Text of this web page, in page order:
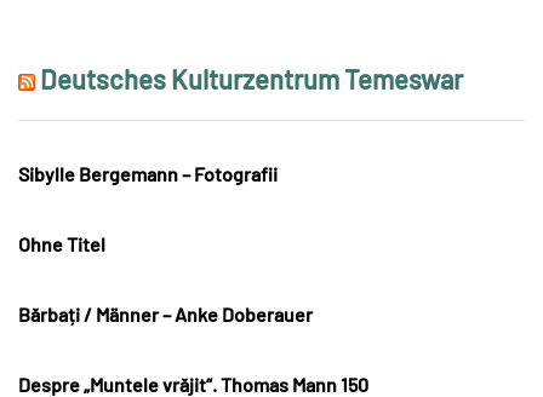
Deutsches Kulturzentrum Temeswar
Sibylle Bergemann – Fotografii
Ohne Titel
Bărbați / Männer – Anke Doberauer
Despre „Muntele vrăjit“. Thomas Mann 150